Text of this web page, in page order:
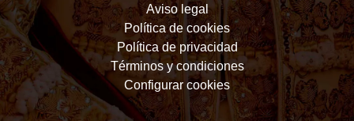
Aviso legal
Política de cookies
Política de privacidad
Términos y condiciones
Configurar cookies